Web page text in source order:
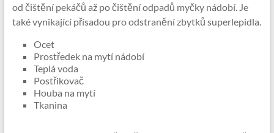
od čištění pekáčů až po čištění odpadů myčky nádobí. Je
také vynikající přísadou pro odstranění zbytků superlepidla.
Ocet
Prostředek na mytí nádobí
Teplá voda
Postřikovač
Houba na mytí
Tkanina